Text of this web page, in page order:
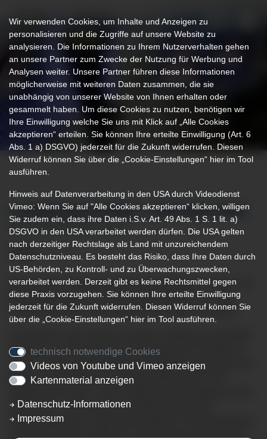
LUNGENHEILKUNDE / PNEUMOLOGIE
IM KLINIKVERBUND ALLGÄU
Die Klinik für Pneumologie, Thoraxonkologie, Schlaf- und
Beatmungsmedizin im Klinikverbund Allgäu ist an den
beiden Standorten Immenstadt und Kempten vertreten.
Spektrum pneumologischer Diagnostik und Therapie an,
wobei ist die lungenfachärztliche Notfallversorgung für die
Region an 365 Tagen im Jahr gewährleistet ist. Das
Standorten - die Diagnose und Behandlung aller
Erkrankungen der Lunge interdisziplinär, hochspezialisiert
Wir verwenden Cookies, um Inhalte und Anzeigen zu
personalisieren und die Zugriffe auf unsere Website zu
analysieren. Die Informationen zu Ihrem Nutzerverhalten gehen
an unsere Partner zum Zwecke der Nutzung für Werbung und
Analysen weiter. Unsere Partner führen diese Informationen
möglicherweise mit weiteren Daten zusammen, die sie
unabhängig von unserer Website von Ihnen erhalten oder
gesammelt haben. Um diese Cookies zu nutzen, benötigen wir
Ihre Einwilligung welche Sie uns mit Klick auf „Alle Cookies
akzeptieren“ erteilen. Sie können Ihre erteilte Einwilligung (Art. 6
Abs. 1 a) DSGVO) jederzeit für die Zukunft widerrufen. Diesen
Widerruf können Sie über die „Cookie-Einstellungen“ hier im Tool
ausführen.
Hinweis auf Datenverarbeitung in den USA durch Videodienst
Vimeo: Wenn Sie auf "Alle Cookies akzeptieren“ klicken, willigen
Sie zudem ein, dass ihre Daten i.S.v. Art. 49 Abs. 1 S. 1 lit. a)
DSGVO in den USA verarbeitet werden dürfen. Die USA gelten
nach derzeitiger Rechtslage als Land mit unzureichendem
Datenschutzniveau. Es besteht das Risiko, dass Ihre Daten durch
US-Behörden, zu Kontroll- und zu Überwachungszwecken,
verarbeitet werden. Derzeit gibt es keine Rechtsmittel gegen
diese Praxis vorzugehen. Sie können Ihre erteilte Einwilligung
jederzeit für die Zukunft widerrufen. Diesen Widerruf können Sie
über die „Cookie-Einstellungen“ hier im Tool ausführen.
technisch notwendige Cookies
Videos von Youtube und Vimeo anzeigen
Kartenmaterial anzeigen
Datenschutz-Informationen
Impressum